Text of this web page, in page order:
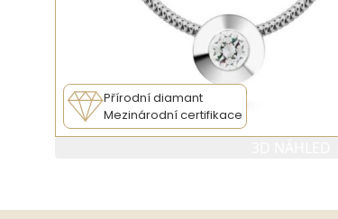
Přírodní diamant
Mezinárodní certifikace